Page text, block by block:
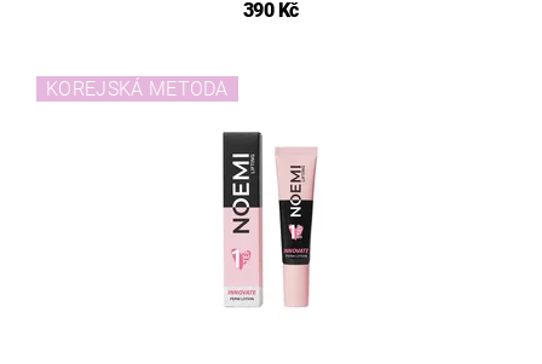
390 Kč
KOREJSKÁ METODA